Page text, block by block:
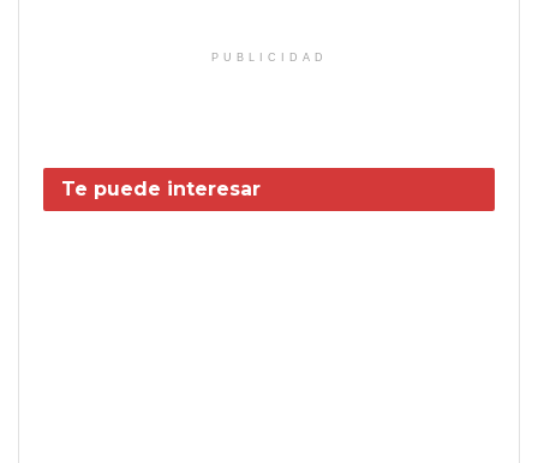
PUBLICIDAD
Te puede interesar